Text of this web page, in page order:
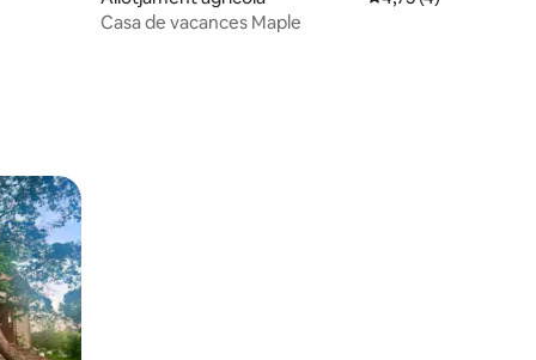
Casa de vacances Maple